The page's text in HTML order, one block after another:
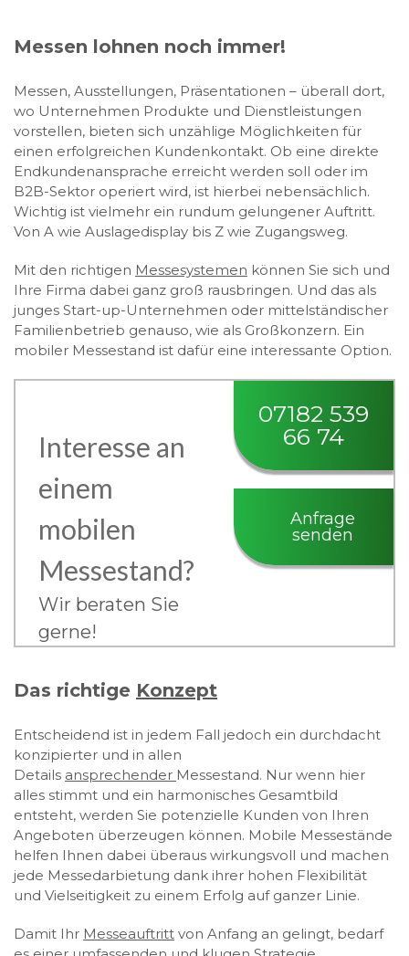
Messen lohnen noch immer!
Messen, Ausstellungen, Präsentationen – überall dort,
wo Unternehmen Produkte und Dienstleistungen
vorstellen, bieten sich unzählige Möglichkeiten für
einen erfolgreichen Kundenkontakt. Ob eine direkte
Endkundenansprache erreicht werden soll oder im
B2B-Sektor operiert wird, ist hierbei nebensächlich.
Wichtig ist vielmehr ein rundum gelungener Auftritt.
Von A wie Auslagedisplay bis Z wie Zugangsweg.
Mit den richtigen Messesystemen können Sie sich und
Ihre Firma dabei ganz groß rausbringen. Und das als
junges Start-up-Unternehmen oder mittelständischer
Familienbetrieb genauso, wie als Großkonzern. Ein
mobiler Messestand ist dafür eine interessante Option.
Interesse an
einem
mobilen
Messestand?
Wir beraten Sie
gerne!
07182 539
66 74
Anfrage
senden
Das richtige Konzept
Entscheidend ist in jedem Fall jedoch ein durchdacht
konzipierter und in allen
Details ansprechender Messestand. Nur wenn hier
alles stimmt und ein harmonisches Gesamtbild
entsteht, werden Sie potenzielle Kunden von Ihren
Angeboten überzeugen können. Mobile Messestände
helfen Ihnen dabei überaus wirkungsvoll und machen
jede Messedarbietung dank ihrer hohen Flexibilität
und Vielseitigkeit zu einem Erfolg auf ganzer Linie.
Damit Ihr Messeauftritt von Anfang an gelingt, bedarf